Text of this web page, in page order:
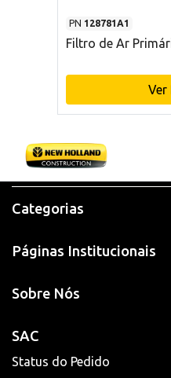
PN 128781A1
Filtro de Ar
Ver
Categorias
Páginas Institucionais
Sobre Nós
SAC
Status do Pedido